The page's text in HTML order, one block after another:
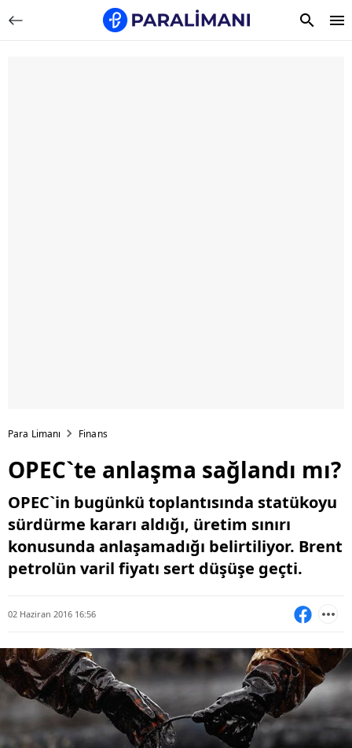
Para Limanı Finans
OPEC`te anlaşma sağlandı mı?
OPEC`in bugünkü toplantısında statükoyu
sürdürme kararı aldığı, üretim sınırı
konusunda anlaşamadığı belirtiliyor. Brent
petrolün varil fiyatı sert düşüşe geçti.
02 Haziran 2016 16:56